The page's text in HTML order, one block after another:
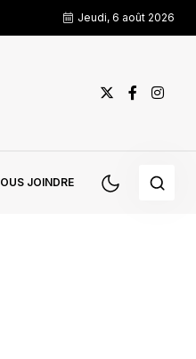
Jeudi, 6 août 2026
JOINDRE